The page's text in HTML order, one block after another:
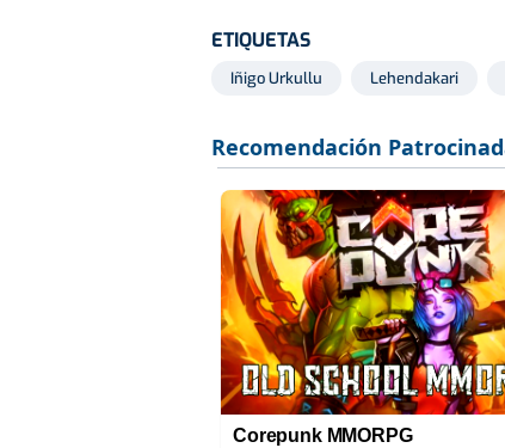
ETIQUETAS
Iñigo Urkullu Lehendakari
Corepunk MMORPG